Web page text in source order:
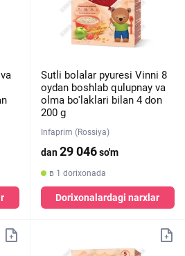
Sutli bolalar pyuresi Vinni 8
oydan boshlab qulupnay va
olma bo'laklari bilan 4 don
200 g
Infaprim (Rossiya)
dan29 046so'm
в 1 dorixonada
Dorixonalardagi narxlar